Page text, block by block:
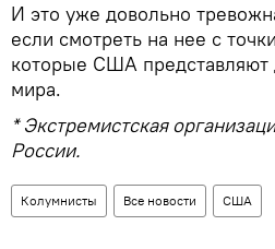
И это уже довольно
если смотреть на нее с
которые США представляют
мира.
* Экстремистская
России.
Колумнисты Все новости США